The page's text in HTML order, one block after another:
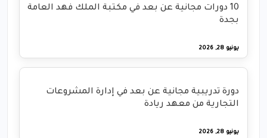
10 دورات مجانية عن بعد في مكتبة الملك فهد العامة
بجدة
يونيو 28, 2026
دورة تدريبية مجانية عن بعد في إدارة المشروعات
التجارية من معهد ريادة
يونيو 28, 2026